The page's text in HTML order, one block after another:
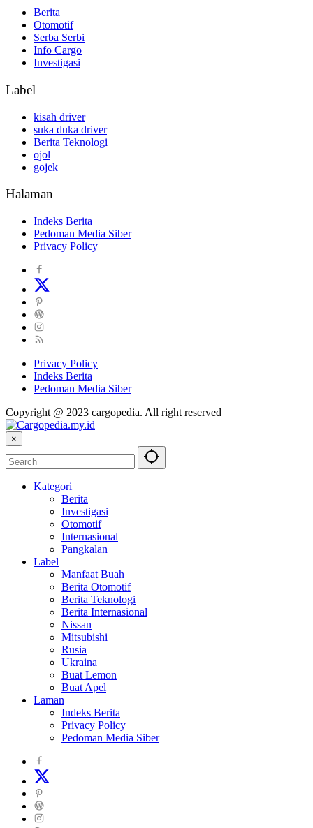
Berita
Otomotif
Serba Serbi
Info Cargo
Investigasi
Label
kisah driver
suka duka driver
Berita Teknologi
ojol
gojek
Halaman
Indeks Berita
Pedoman Media Siber
Privacy Policy
Privacy Policy
Indeks Berita
Pedoman Media Siber
Copyright @ 2023 cargopedia. All right reserved
×
Kategori
Berita
Investigasi
Otomotif
Internasional
Pangkalan
Label
Manfaat Buah
Berita Otomotif
Berita Teknologi
Berita Internasional
Nissan
Mitsubishi
Rusia
Ukraina
Buat Lemon
Buat Apel
Laman
Indeks Berita
Privacy Policy
Pedoman Media Siber